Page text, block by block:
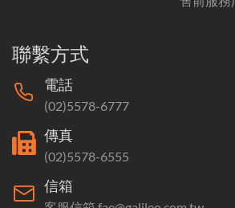
聯繫方式
電話
(02)5578-6777
傳真
(02)5578-6555
信箱